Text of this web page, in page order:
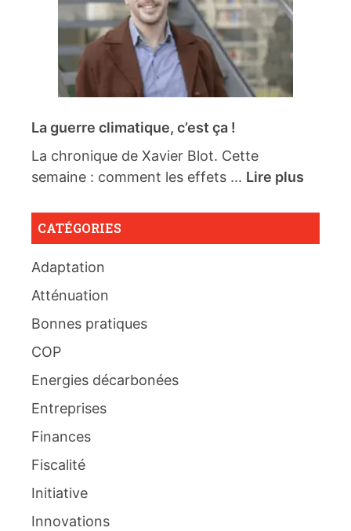
La guerre climatique, c’est ça !
La chronique de Xavier Blot. Cette
semaine : comment les effets ... Lire plus
CATÉGORIES
Adaptation
Atténuation
Bonnes pratiques
COP
Energies décarbonées
Entreprises
Finances
Fiscalité
Initiative
Innovations